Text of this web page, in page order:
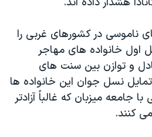
ایران
نوبل صلح
ناموسی در کشورهای غربی را
خانواده های مهاجر
و توازن بین سنت های
نسل جوان این خانواده ها
جامعه میزبان که غالباً آزادتر
کنند.